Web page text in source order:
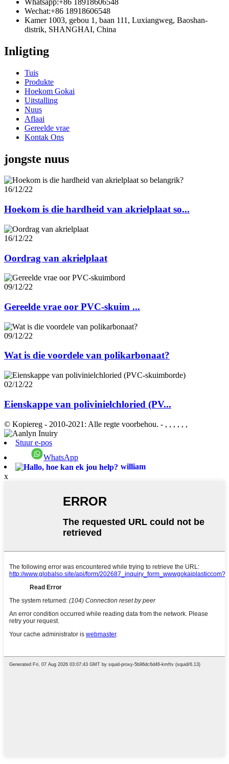
Wechat:+86 18918606548
Kamer 1003, gebou 1, baan 111, Luxiangweg, Baoshan-
distrik, SHANGHAI, China
Inligting
Tuis
Produkte
Hoekom Gokai
Uitstalling
Nuus
Aflaai
Gereelde vrae
Kontak Ons
jongste nuus
16/12/22
Hoekom is die hardheid van akrielplaat so...
16/12/22
Oordrag van akrielplaat
09/12/22
Gereelde vrae oor PVC-skuim ...
09/12/22
Wat is die voordele van polikarbonaat?
02/12/22
Eienskappe van polivinielchloried (PV...
© Kopiereg - 2010-2021: Alle regte voorbehou. - , , , , , ,
Stuur e-pos
WhatsApp
william
x